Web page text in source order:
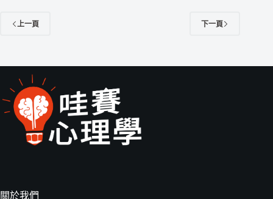
上一頁 下一頁
關於我們